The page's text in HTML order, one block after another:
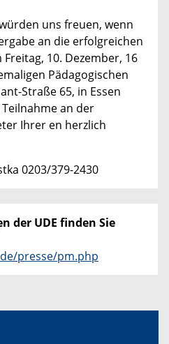
uns freuen, wenn
an die erfolgreichen
10. Dezember, 16
Pädagogischen
Straße 65, in Essen
an der
Ihrer en herzlich
0203/379-2430
der UDE finden Sie
presse/pm.php